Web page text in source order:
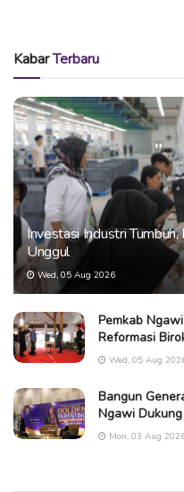
KabarTerbaru
Investasi Industri
Unggul
Wed, 05 Aug 2026
Pemkab
Reformasi
Wed, 05 Aug
Bangun
Ngawi
Mon, 03 Aug